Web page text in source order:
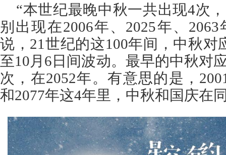
“本世纪最晚中秋一共出现4次
别出现在2006年、2025年、
说，21世纪的这100年间，中秋对
至10月6日间波动。最早的中秋对
次，在2052年。有意思的是，
和2077年这4年里，中秋和国庆在